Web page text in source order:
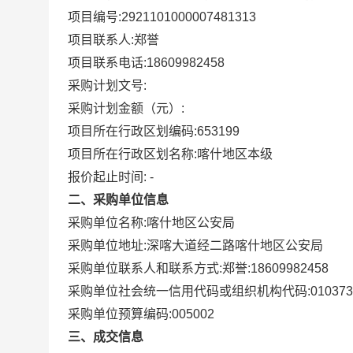
项目编号:2921101000007481313
项目联系人:郑誉
项目联系电话:18609982458
采购计划文号:
采购计划金额（元）:
项目所在行政区划编码:653199
项目所在行政区划名称:喀什地区本级
报价起止时间: -
二、采购单位信息
采购单位名称:喀什地区公安局
采购单位地址:深喀大道经二路喀什地区公安局
采购单位联系人和联系方式:郑誉:18609982458
采购单位社会统一信用代码或组织机构代码:
采购单位预算编码:005002
三、成交信息